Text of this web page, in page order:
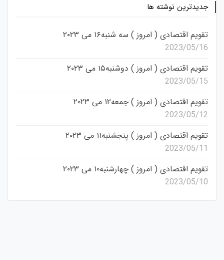
جدیدترین نوشته ها
تقویم اقتصادی ( امروز ) سه شنبه۱۶ می ۲۰۲۳
2023/05/16
تقویم اقتصادی ( امروز ) دوشنبه۱۵ می ۲۰۲۳
2023/05/15
تقویم اقتصادی ( امروز ) جمعه۱۲ می ۲۰۲۳
2023/05/12
تقویم اقتصادی ( امروز ) پنجشنبه۱۱ می ۲۰۲۳
2023/05/11
تقویم اقتصادی ( امروز ) چهارشنبه۱۰ می ۲۰۲۳
2023/05/10